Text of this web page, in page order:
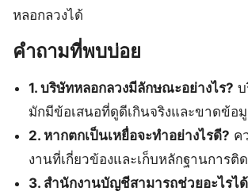
หลอกลวงได้
คำถามที่พบบ่อย
1. บริษัทหลอกลวงมีลักษณะอย่างไร?
มักมีข้อเสนอที่ดูดีเกินจริงและขาดข้อ
2. หากตกเป็นเหยื่อจะทำอย่างไรดี? ค
งานที่เกี่ยวข้องและเก็บหลักฐานการติ
3. สำนักงานบัญชีสามารถช่วยอะไรไ